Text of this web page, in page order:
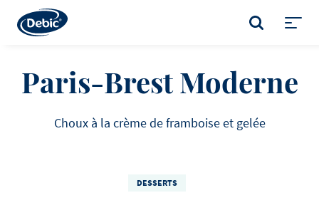
main
RECHERCHE
Paris-Brest Moderne
Choux à la crème de framboise et gelée
DESSERTS